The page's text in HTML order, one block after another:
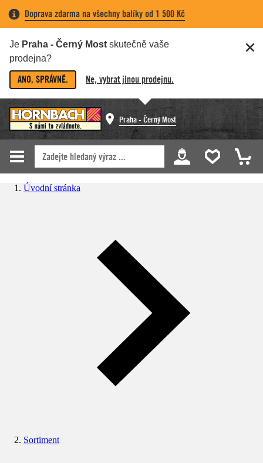
Doprava zdarma na všechny balíky od 1 500 Kč
Je Praha - Černý Most skutečně vaše
prodejna?
ANO, SPRÁVNĚ. Ne, vybrat jinou prodejnu.
Praha - Černý Most
Úvodní stránka
Sortiment